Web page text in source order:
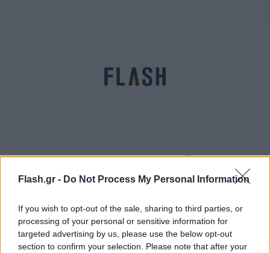
Flash.gr - Do Not Process My Personal Information
If you wish to opt-out of the sale, sharing to third parties, or
processing of your personal or sensitive information for
targeted advertising by us, please use the below opt-out
section to confirm your selection. Please note that after your
Ο Έρικσεν… επέστρεψε: Εξαιρετική εμφάνιση με
ασίστ σε φιλικό κόντρα στη Ρέιντζερς!
Λιβάνιος